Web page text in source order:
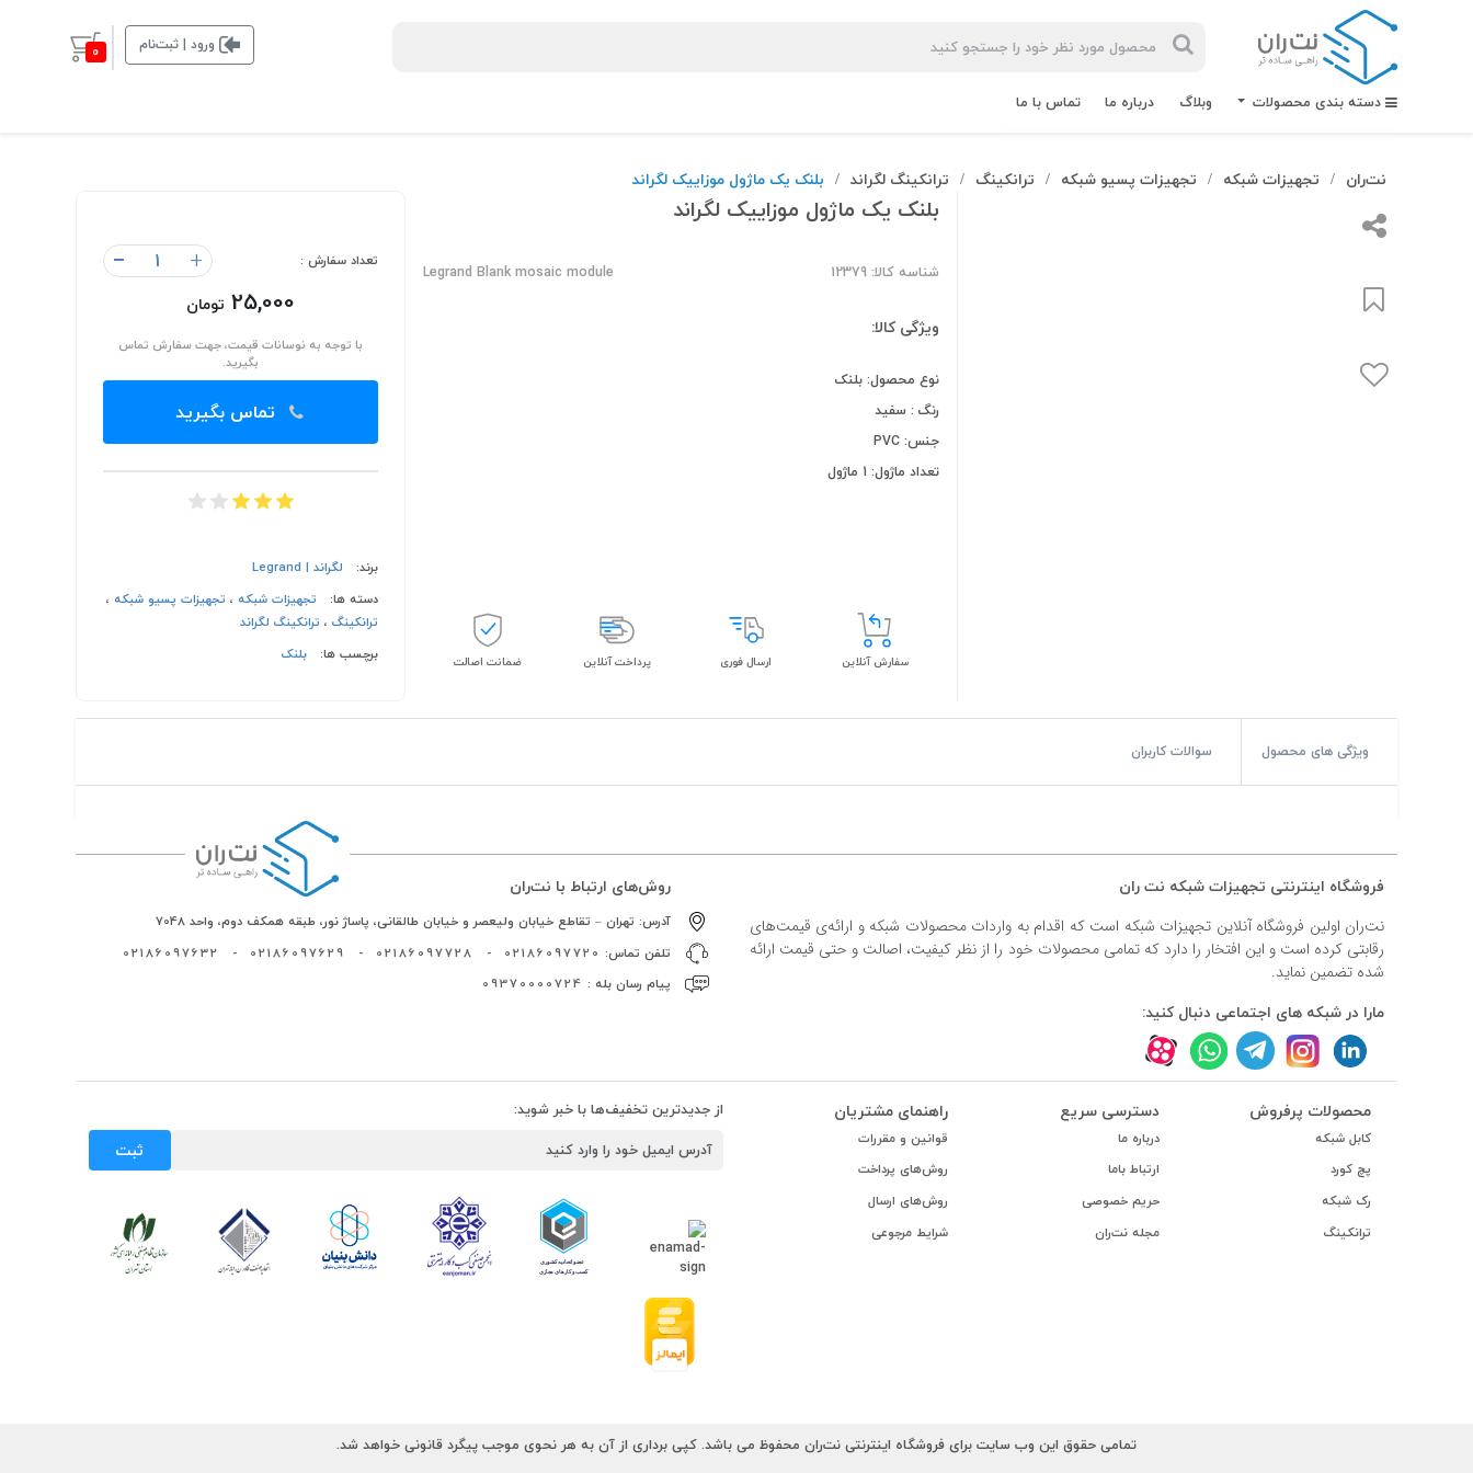
ورود | ثبت‌نام 0
دسته بندی محصولات وبلاگ درباره ما تماس با ما
#ترانکینگ دانوب
#سوکت شبکه
#پچ پنل لگراند
#پچ پنل نگزنس
#داکت ساده
نت‌ران / تجهیزات شبکه / تجهیزات پسیو شبکه / ترانکینگ / ترانکینگ لگراند / بلنک یک ماژول موزاییک لگراند
بلنک یک ماژول موزاییک لگراند
شناسه کالا: 12379 Legrand Blank mosaic module
ویژگی کالا:
نوع محصول: بلنک
رنگ : سفید
جنس: PVC
تعداد ماژول: 1 ماژول
سفارش آنلاین ارسال فوری پرداخت آنلاین ضمانت اصالت
تعداد سفارش : +
-
25,000 تومان
با توجه به نوسانات قیمت، جهت سفارش تماس
بگیرید.
تماس بگیرید
برند:
لگراند | Legrand
دسته ها:
تجهیزات شبکه، تجهیزات پسیو شبکه،
ترانکینگ، ترانکینگ لگراند
برچسب ها:
بلنک
ویژگی های محصول سوالات کاربران
فروشگاه اینترنتی تجهیزات شبکه نت ران
نت‌ران اولین فروشگاه آنلاین تجهیزات شبکه است که اقدام به واردات محصولات شبکه و ارائه‌ی قیمت‌های
رقابتی کرده است و این افتخار را دارد که تمامی محصولات خود را از نظر کیفیت، اصالت و حتی قیمت ارائه
شده تضمین نماید.
مارا در شبکه های اجتماعی دنبال کنید:
روش‌های ارتباط با نت‌ران
آدرس: تهران – تقاطع خیابان ولیعصر و خیابان طالقانی، پاساژ نور، طبقه همکف دوم، واحد 7048
تلفن تماس: 02186097720
-
02186097728
-
02186097629
-
02186097632
پیام رسان بله : 09370000724
محصولات پرفروش
کابل شبکه
پچ کورد
رک شبکه
ترانکینگ
دسترسی سریع
درباره ما
ارتباط باما
حریم خصوصی
مجله نت‌ران
راهنمای مشتریان
قوانین و مقررات
روش‌های پرداخت
روش‌های ارسال
شرایط مرجوعی
از جدیدترین تخفیف‌ها با خبر شوید:
ثبت
تمامی حقوق این وب سایت برای فروشگاه اینترنتی نت‌ران محفوظ می باشد. کپی برداری از آن به هر نحوی موجب پیگرد قانونی خواهد شد.